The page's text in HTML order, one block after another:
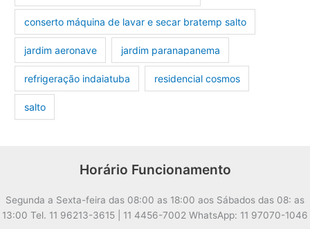
conserto máquina de lavar e secar bratemp salto
jardim aeronave jardim paranapanema
refrigeração indaiatuba residencial cosmos
salto
Horário Funcionamento
Segunda a Sexta-feira das 08:00 as 18:00 aos Sábados das 08: as
13:00 Tel. 11 96213-3615 | 11 4456-7002 WhatsApp: 11 97070-1046